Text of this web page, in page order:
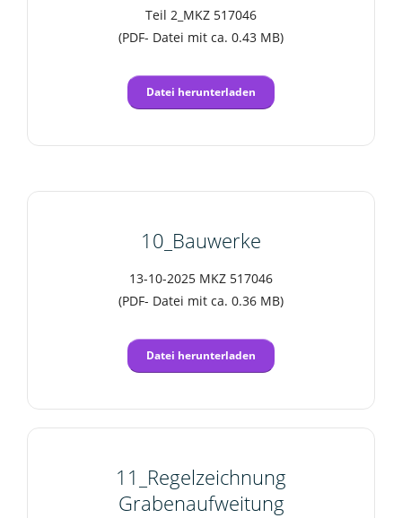
Teil 2_MKZ 517046
(PDF- Datei mit ca. 0.43 MB)
Datei herunterladen
10_Bauwerke
13-10-2025 MKZ 517046
(PDF- Datei mit ca. 0.36 MB)
Datei herunterladen
11_Regelzeichnung
Grabenaufweitung